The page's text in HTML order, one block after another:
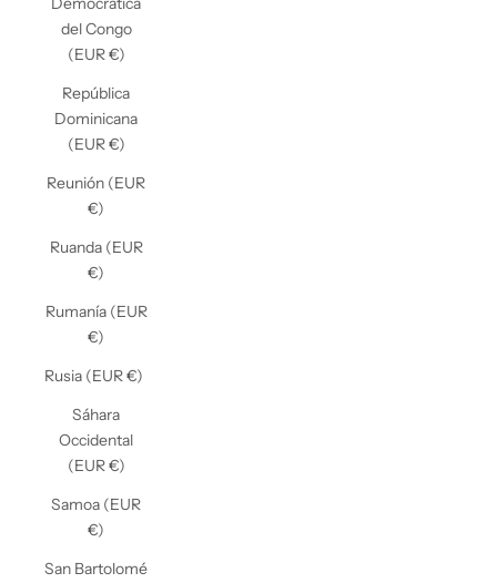
del Congo
(EUR €)
República
Dominicana
(EUR €)
Reunión (EUR
€)
Ruanda (EUR
€)
Rumanía (EUR
€)
Rusia (EUR €)
Sáhara
Occidental
(EUR €)
Samoa (EUR
€)
San Bartolomé